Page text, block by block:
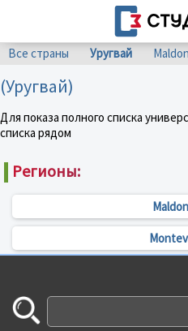
Все страны Уругвай
(Уругвай)
Для показа полного списка
списка рядом
Регионы: